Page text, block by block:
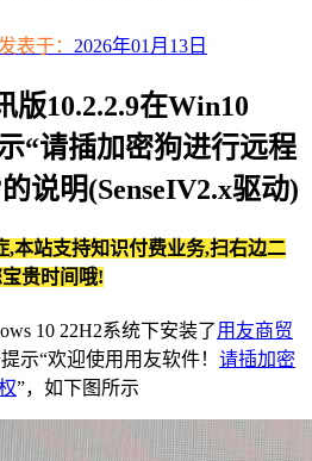
发表于： 2026年01月13日
版10.2.2.9在Win10
“请插加密狗进行远程
说明(SenseIV2.x驱动)
,本站支持知识付费业务,扫右边二
贵时间哦!
10 22H2系统下安装了用友商贸
示“欢迎使用用友软件！ 请插加密
”，如下图所示